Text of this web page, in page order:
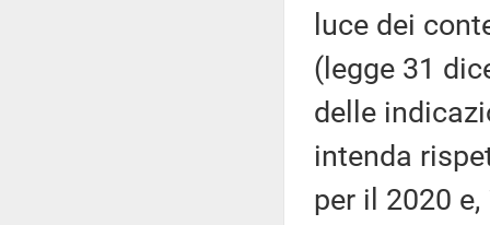
luce dei
(legge 31
delle
intenda
per il 2020